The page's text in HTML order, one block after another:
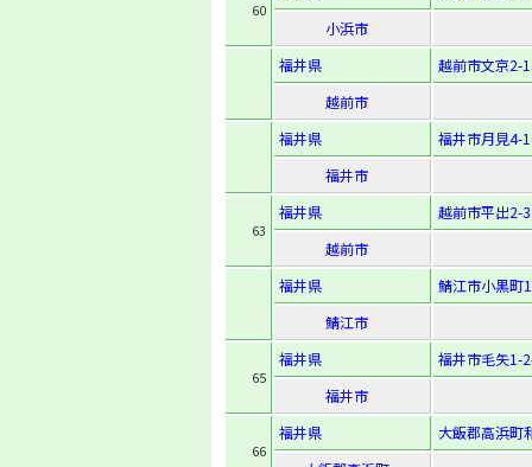
60
小浜市
福井県
越前市文京2-
越前市
福井県
福井市月見4-
福井市
63
福井県
越前市平出2-
越前市
福井県
鯖江市小黒町
鯖江市
65
福井県
福井市毛矢1-
福井市
66
福井県
大飯郡高浜町